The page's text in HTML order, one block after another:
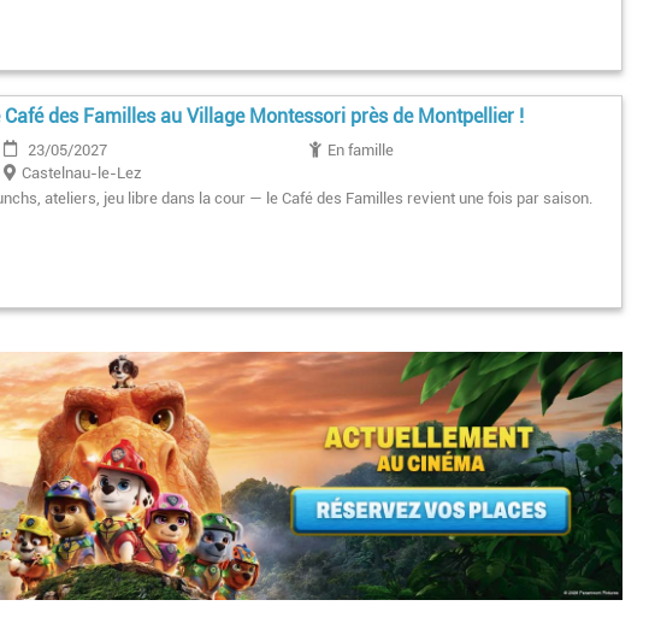
Café des Familles au Village Montessori près de Montpellier !
23/05/2027
En famille
Castelnau-le-Lez
ateliers, jeu libre dans la cour — le Café des Familles revient une fois par saison.